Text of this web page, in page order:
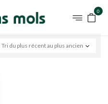
0
Tri du plus récent au plus ancien